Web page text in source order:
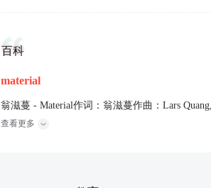
百科
material
翁滋蔓 - Material作词：翁滋蔓作曲：Lars Quang,
查看更多